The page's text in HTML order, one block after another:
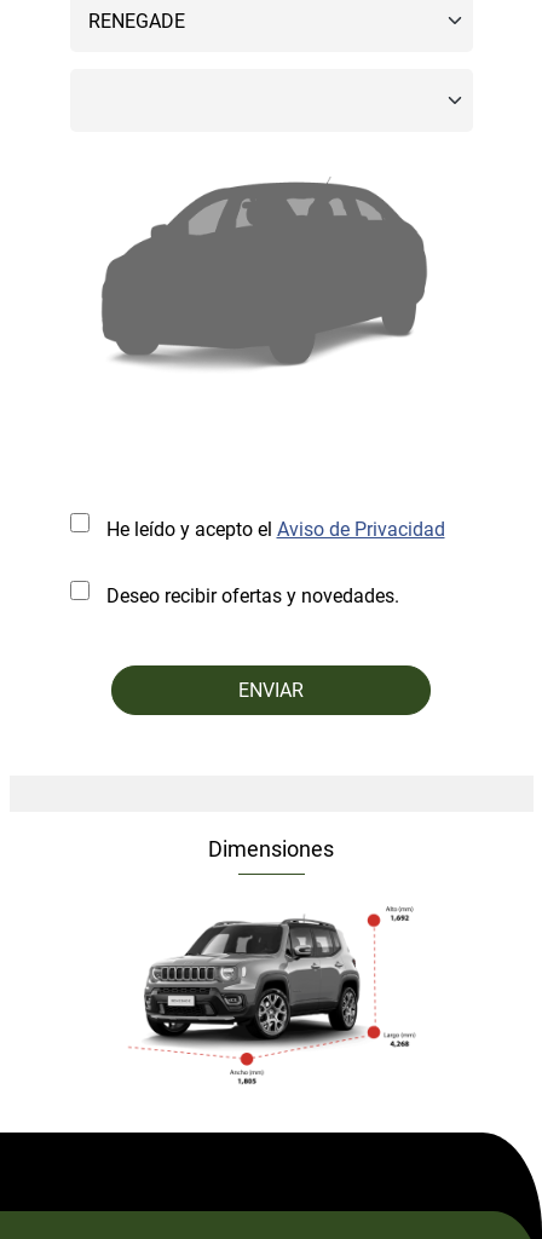
He leído y acepto el Aviso de Privacidad
Deseo recibir ofertas y novedades.
Dimensiones